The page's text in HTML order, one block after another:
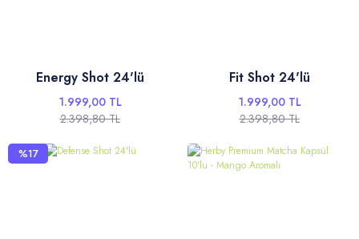
Energy Shot 24'lü
1.999,00 TL
2.398,80 TL
Fit Shot 24'lü
1.999,00 TL
2.398,80 TL
%17